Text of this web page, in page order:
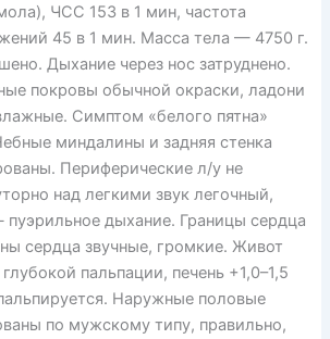
ЧСС 153 в 1 мин, частота
45 в 1 мин. Масса тела — 4750 г.
Дыхание через нос затруднено.
покровы обычной окраски, ладони
Симптом «белого пятна»
миндалины и задняя стенка
Периферические л/у не
над легкими звук легочный,
пуэрильное дыхание. Границы сердца
сердца звучные, громкие. Живот
пальпации, печень +1,0–1,5
Наружные половые
по мужскому типу, правильно,